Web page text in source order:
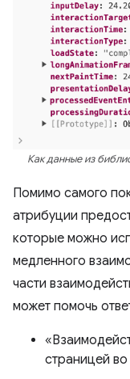
Как данные из
Помимо самого
атрибуции
которые можно
медленного
части
может помочь
страницей во